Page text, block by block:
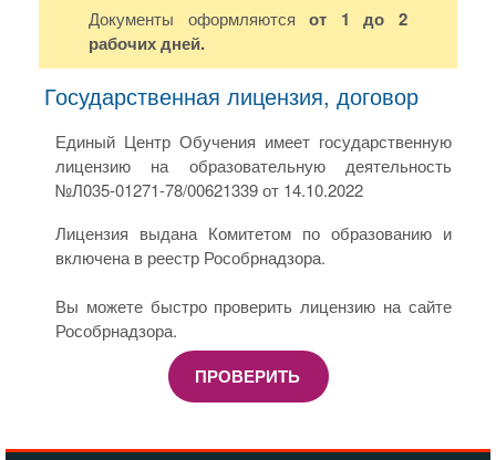
Документы оформляютсяот 1 до 2
рабочих дней.
Государственная лицензия, договор
Единый Центр Обучения имеет государственную
лицензию на образовательную деятельность
№Л035-01271-78/00621339 от 14.10.2022
Лицензия выдана Комитетом по образованию и
включена в реестр Рособрнадзора.
Вы можете быстро проверить лицензию на сайте
Рособрнадзора.
ПРОВЕРИТЬ